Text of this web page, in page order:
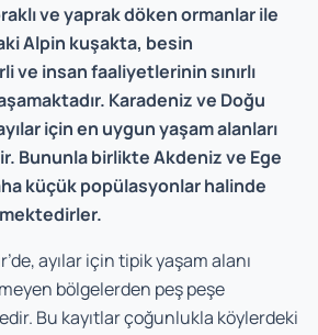
ve yaprak döken ormanlar ile
Alpin kuşakta, besin
ve insan faaliyetlerinin sınırlı
Karadeniz ve Doğu
için en uygun yaşam alanları
Bununla birlikte Akdeniz ve Ege
küçük popülasyonlar halinde
ayılar için tipik yaşam alanı
bölgelerden peş peşe
Bu kayıtlar çoğunlukla köylerdeki